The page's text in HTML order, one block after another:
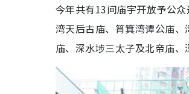
今年共有13间庙宇开放予公众
湾天后古庙、筲箕湾谭公庙
庙、深水埗三太子及北帝庙、